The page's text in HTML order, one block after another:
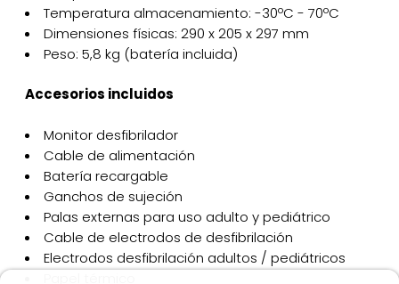
Temperatura almacenamiento: -30ºC - 70ºC
Dimensiones físicas: 290 x 205 x 297 mm
Peso: 5,8 kg (batería incluida)
Accesorios incluidos
Monitor desfibrilador
Cable de alimentación
Batería recargable
Ganchos de sujeción
Palas externas para uso adulto y pediátrico
Cable de electrodos de desfibrilación
Electrodos desfibrilación adultos / pediátricos